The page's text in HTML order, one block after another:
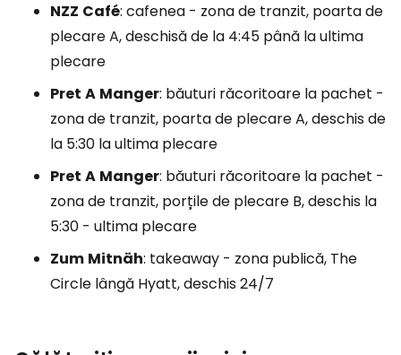
NZZ Café: cafenea - zona de tranzit, poarta de
plecare A, deschisă de la 4:45 până la ultima
plecare
Pret A Manger: băuturi răcoritoare la pachet -
zona de tranzit, poarta de plecare A, deschis de
la 5:30 la ultima plecare
Pret A Manger: băuturi răcoritoare la pachet -
zona de tranzit, porțile de plecare B, deschis la
5:30 - ultima plecare
Zum Mitnäh: takeaway - zona publică, The
Circle lângă Hyatt, deschis 24/7